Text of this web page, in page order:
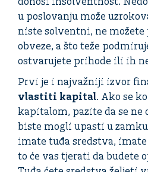
u poslovanju može
niste solventni, ne
obveze, a što teže
ostvarujete prihode ili ih
Prvi je i najvažniji izvor
vlastiti kapital. Ako se
kapitalom, pazite da se
biste mogli upasti u
imate tuđa sredstva,
to će vas tjerati da budete